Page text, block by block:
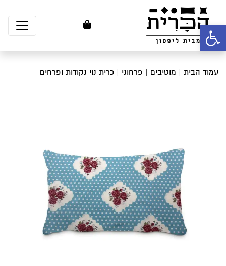
פתח סרגל נגישות
עמוד הבית | מוטיבים | פרחוני | כרית נוי נקודות ופרחים